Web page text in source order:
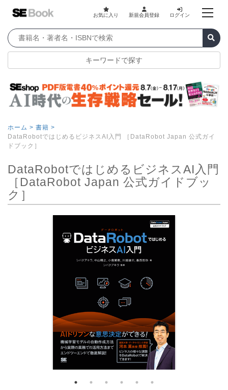
お気に入り 新規会員登録 ログイン
キーワードで探す
ホーム > 書籍 >
DataRobotではじめるビジネスAI入門 ［DataRobot Japan 公式ガイ
ドブック］
DataRobotではじめるビジネスAI入門
［DataRobot Japan 公式ガイドブッ
ク］